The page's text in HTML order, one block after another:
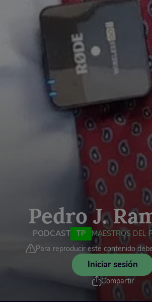
Pedro J.
PODCAST TP
MAESTROS DEL
Para reproducir este contenido
Iniciar sesión
Compartir